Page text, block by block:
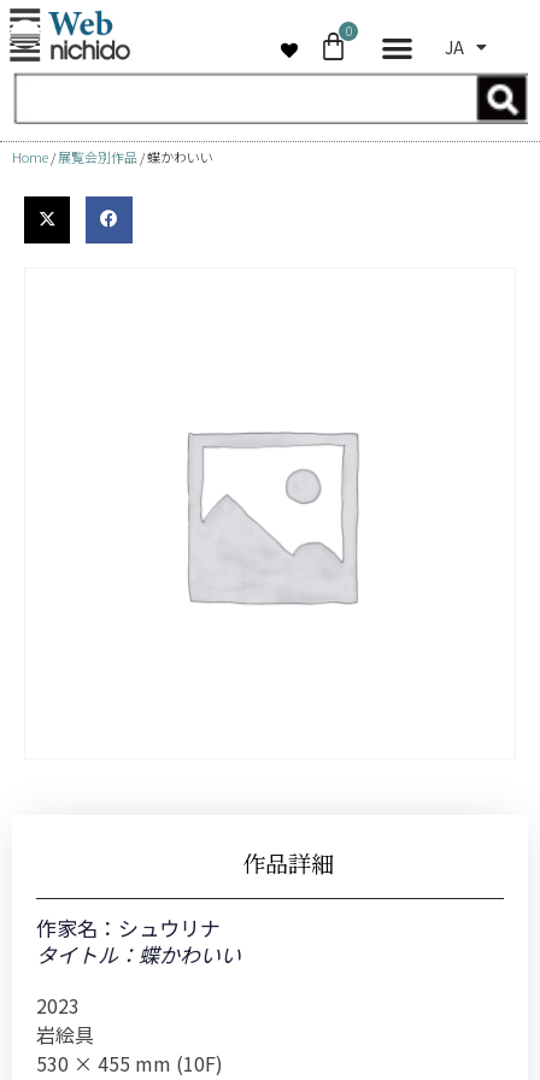
コ
テ
ン
ス
0
JA
Home/展覧会別作品 / 蝶かわいい
作品詳細
作家名： シュウリナ
タイトル：蝶かわいい
2023
岩絵具
530 × 455 mm (10F)